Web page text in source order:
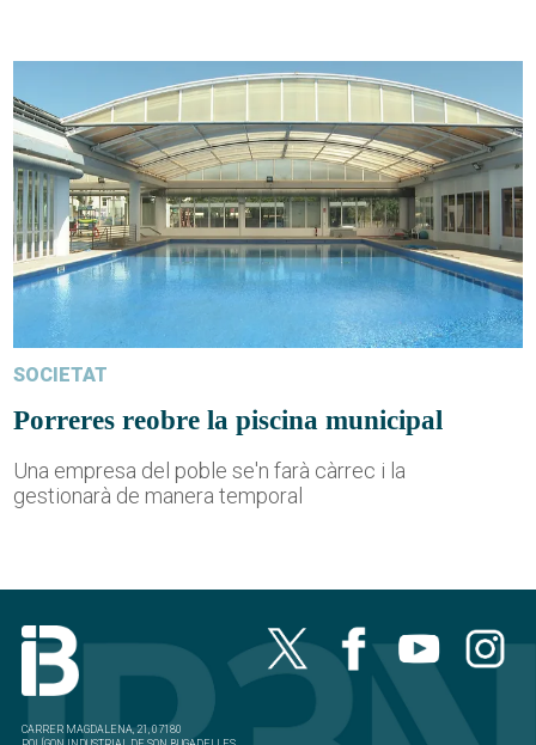
SOCIETAT
Porreres reobre la piscina municipal
Una empresa del poble se'n farà càrrec i la
gestionarà de manera temporal
CARRER MAGDALENA, 21, 07180